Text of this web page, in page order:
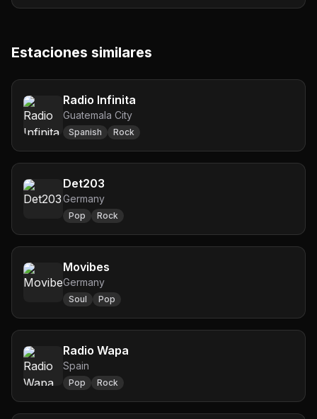
Estaciones similares
Radio Infinita
Guatemala City
Spanish Rock
Det203
Germany
Pop Rock
Movibes
Germany
Soul Pop
Radio Wapa
Spain
Pop Rock